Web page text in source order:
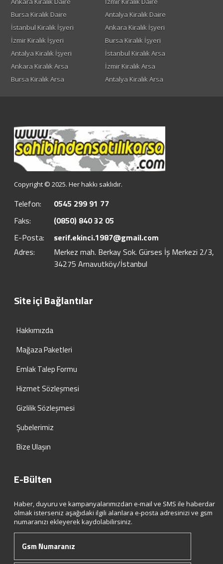
Bursa Kiralık Daire
Antalya Kiralık Daire
İstanbul Kiralık İşyeri
Ankara Kiralık İşyeri
İzmir Kiralık İşyeri
Bursa Kiralık İşyeri
Antalya Kiralık İşyeri
İstanbul Kiralık Arsa
Ankara Kiralık Arsa
İzmir Kiralık Arsa
Bursa Kiralık Arsa
Antalya Kiralık Arsa
Copyright © 2025. Her hakkı saklıdır.
Telefon:
0545 299 91 77
Faks:
(0850) 840 32 05
E-Posta:
serif.ekinci.1987@gmail.com
Adres:
Merkez mah. Berkay Sok. Gürses İş Merkezi 2/3,
34275 Arnavutköy/İstanbul
Site içi Bağlantılar
Hakkımızda
Mağaza Paketleri
Emlak Talep Formu
Hizmet Sözleşmesi
Gizlilik Sözleşmesi
Şubelerimiz
Bize Ulaşın
E-Bülten
Haber, duyuru ve kampanyalarımızdan e-mail ve SMS ile haberdar
olmak isterseniz aşağıdaki ilgili alanlara e-posta adresinizi ve gsm
numaranızı ekleyerek kaydolabilirsiniz.